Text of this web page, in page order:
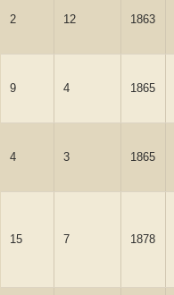
2 12 1863
9 4 1865
4 3 1865
15 7 1878